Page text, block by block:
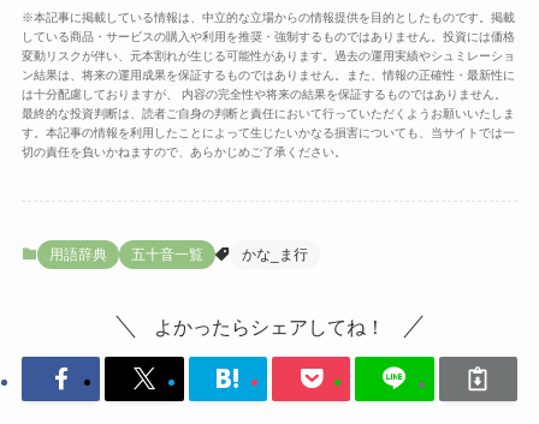
※本記事に掲載している情報は、中立的な立場からの情報提供を目的としたものです。掲載
している商品・サービスの購入や利用を推奨・強制するものではありません。投資には価格
変動リスクが伴い、元本割れが生じる可能性があります。過去の運用実績やシュミレーショ
ン結果は、将来の運用成果を保証するものではありません。また、情報の正確性・最新性に
は十分配慮しておりますが、 内容の完全性や将来の結果を保証するものではありません。
最終的な投資判断は、読者ご自身の判断と責任において行っていただくようお願いいたしま
す。本記事の情報を利用したことによって生じたいかなる損害についても、当サイトでは一
切の責任を負いかねますので、あらかじめご了承ください。
用語辞典 五十音一覧 かな_ま行
よかったらシェアしてね！